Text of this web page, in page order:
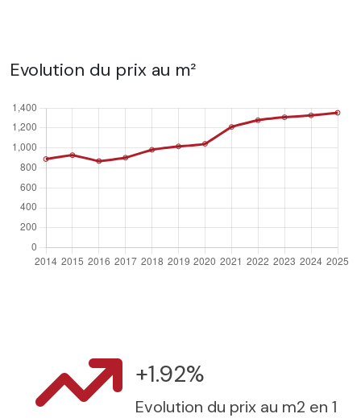
Evolution du prix au m²
+1.92%
Evolution du prix au m2 en 1